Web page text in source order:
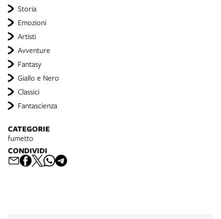
Storia
Emozioni
Artisti
Avventure
Fantasy
Giallo e Nero
Classici
Fantascienza
CATEGORIE
fumetto
CONDIVIDI